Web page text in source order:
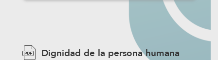
Dignidad de la persona humana